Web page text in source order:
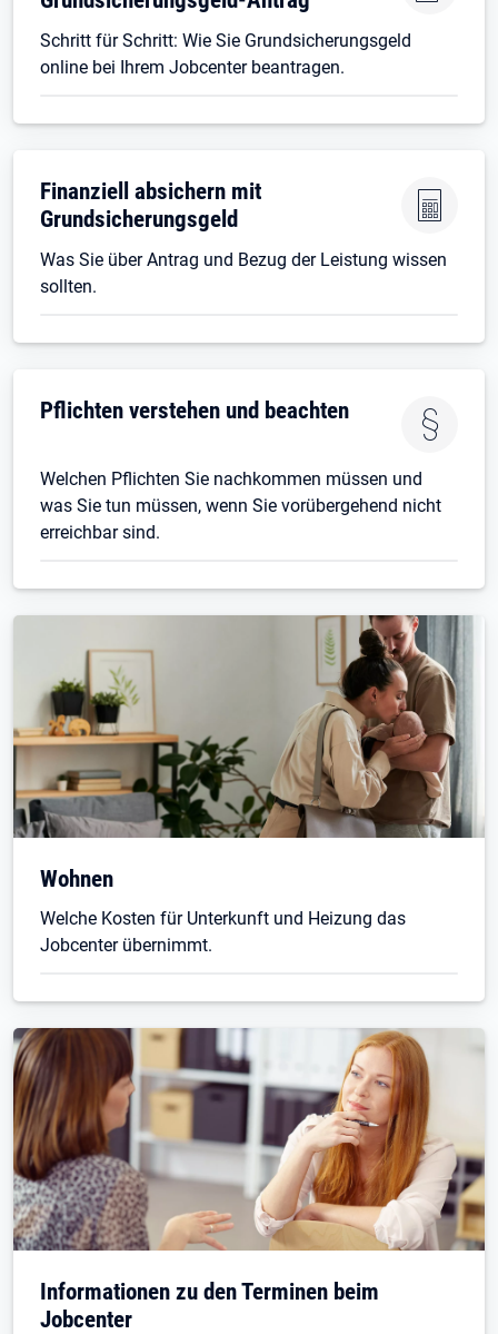
Schritt für Schritt: Wie Sie Grundsicherungsgeld
online bei Ihrem Jobcenter beantragen.
Finanziell absichern mit
Grundsicherungsgeld
Was Sie über Antrag und Bezug der Leistung wissen
sollten.
Pflichten verstehen und beachten
Welchen Pflichten Sie nachkommen müssen und
was Sie tun müssen, wenn Sie vorübergehend nicht
erreichbar sind.
Wohnen
Welche Kosten für Unterkunft und Heizung das
Jobcenter übernimmt.
Informationen zu den Terminen beim
Jobcenter